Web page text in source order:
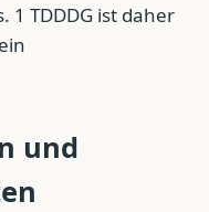
1 TDDDG ist daher
und